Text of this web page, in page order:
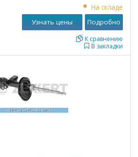
На складе
В закладки
К сравнению
Узнать цены Подробно